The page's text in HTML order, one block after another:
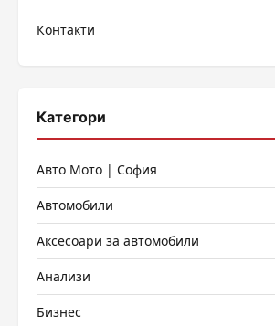
Контакти
Категори
Авто Мото | София
Автомобили
Аксесоари за автомобили
Анализи
Бизнес